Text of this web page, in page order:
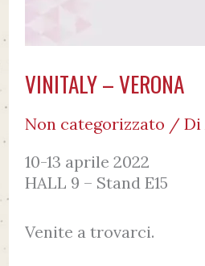
VINITALY – VERONA
Non categorizzato / Di
10-13 aprile 2022
HALL 9 – Stand E15
Venite a trovarci.